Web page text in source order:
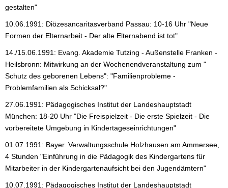
gestalten"
10.06.1991: Diözesancaritasverband Passau: 10-16 Uhr "Neue
Formen der Elternarbeit - Der alte Elternabend ist tot"
14./15.06.1991: Evang. Akademie Tutzing - Außenstelle Franken -
Heilsbronn: Mitwirkung an der Wochenendveranstaltung zum "
Schutz des geborenen Lebens": "Familienprobleme -
Problemfamilien als Schicksal?"
27.06.1991: Pädagogisches Institut der Landeshauptstadt
München: 18-20 Uhr "Die Freispielzeit - Die erste Spielzeit - Die
vorbereitete Umgebung in Kindertageseinrichtungen"
01.07.1991: Bayer. Verwaltungsschule Holzhausen am Ammersee,
4 Stunden "Einführung in die Pädagogik des Kindergartens für
Mitarbeiter in der Kindergartenaufsicht bei den Jugendämtern"
10.07.1991: Pädagogisches Institut der Landeshauptstadt